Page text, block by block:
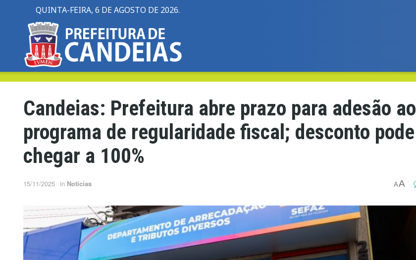
QUINTA-FEIRA, 6 DE AGOSTO DE 2026.
Candeias: Prefeitura abre prazo para adesão ao
programa de regularidade fiscal; desconto pode
chegar a 100%
15/11/2025 in Notícias AA